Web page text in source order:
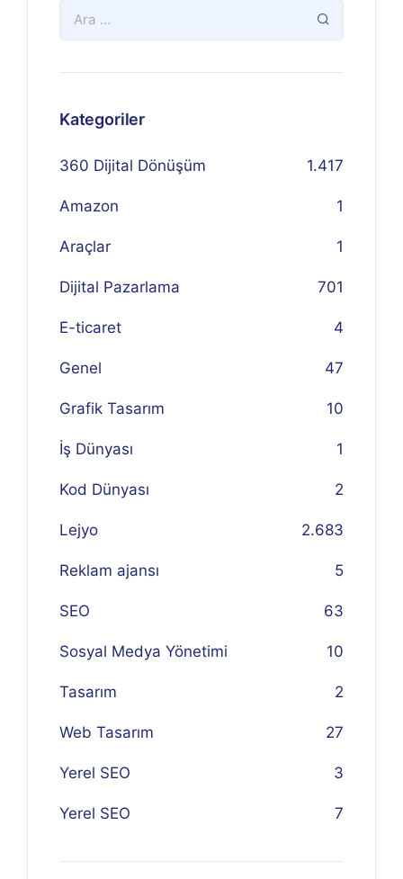
Kategoriler
360 Dijital Dönüşüm 1.417
Amazon 1
Araçlar 1
Dijital Pazarlama 701
E-ticaret 4
Genel 47
Grafik Tasarım 10
İş Dünyası 1
Kod Dünyası 2
Lejyo 2.683
Reklam ajansı 5
SEO 63
Sosyal Medya Yönetimi 10
Tasarım 2
Web Tasarım 27
Yerel SEO 3
Yerel SEO 7